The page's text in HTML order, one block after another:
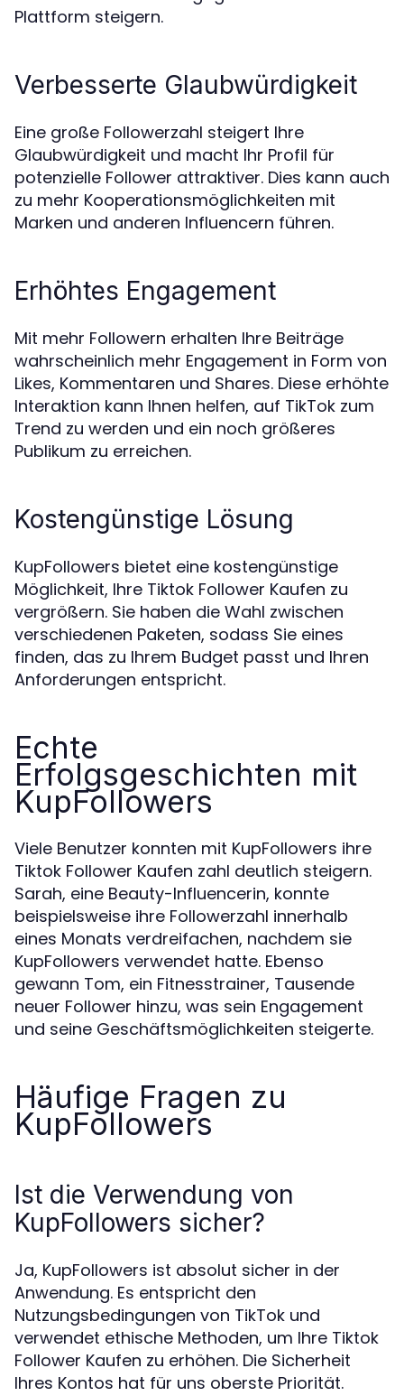
Plattform steigern.
Verbesserte Glaubwürdigkeit
Eine große Followerzahl steigert Ihre
Glaubwürdigkeit und macht Ihr Profil für
potenzielle Follower attraktiver. Dies kann auch
zu mehr Kooperationsmöglichkeiten mit
Marken und anderen Influencern führen.
Erhöhtes Engagement
Mit mehr Followern erhalten Ihre Beiträge
wahrscheinlich mehr Engagement in Form von
Likes, Kommentaren und Shares. Diese erhöhte
Interaktion kann Ihnen helfen, auf TikTok zum
Trend zu werden und ein noch größeres
Publikum zu erreichen.
Kostengünstige Lösung
KupFollowers bietet eine kostengünstige
Möglichkeit, Ihre Tiktok Follower Kaufen zu
vergrößern. Sie haben die Wahl zwischen
verschiedenen Paketen, sodass Sie eines
finden, das zu Ihrem Budget passt und Ihren
Anforderungen entspricht.
Echte
Erfolgsgeschichten mit
KupFollowers
Viele Benutzer konnten mit KupFollowers ihre
Tiktok Follower Kaufen zahl deutlich steigern.
Sarah, eine Beauty-Influencerin, konnte
beispielsweise ihre Followerzahl innerhalb
eines Monats verdreifachen, nachdem sie
KupFollowers verwendet hatte. Ebenso
gewann Tom, ein Fitnesstrainer, Tausende
neuer Follower hinzu, was sein Engagement
und seine Geschäftsmöglichkeiten steigerte.
Häufige Fragen zu
KupFollowers
Ist die Verwendung von
KupFollowers sicher?
Ja, KupFollowers ist absolut sicher in der
Anwendung. Es entspricht den
Nutzungsbedingungen von TikTok und
verwendet ethische Methoden, um Ihre Tiktok
Follower Kaufen zu erhöhen. Die Sicherheit
Ihres Kontos hat für uns oberste Priorität.